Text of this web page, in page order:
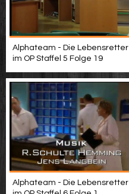
Alphateam - Die Lebensretter
im OP Staffel 5 Folge 19
Alphateam - Die Lebensretter